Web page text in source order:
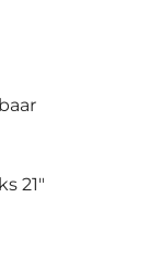
21"